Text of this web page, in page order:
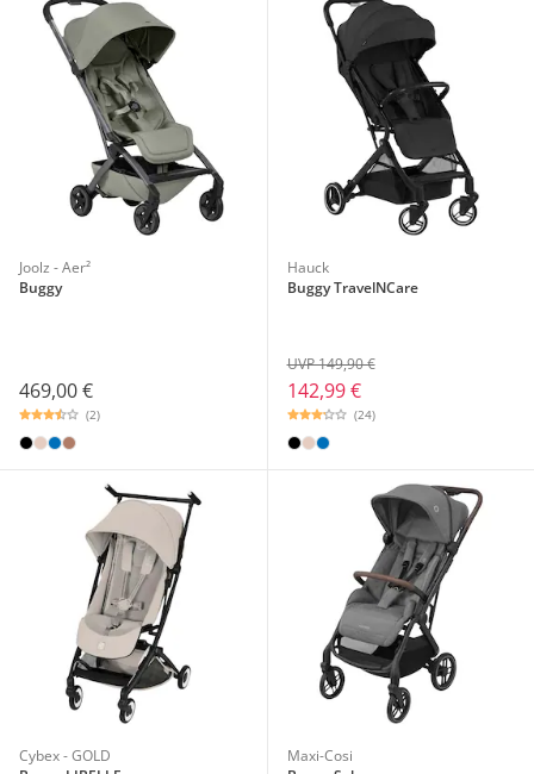
Joolz - Aer²
Buggy
469,00 €
(2)
Hauck
Buggy TravelNCare
142,99 €
UVP 149,90 €
(24)
Cybex - GOLD
Maxi-Cosi